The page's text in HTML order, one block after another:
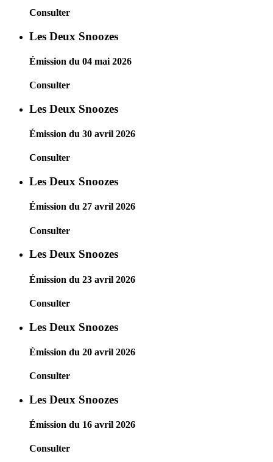
Consulter
Les Deux Snoozes
Émission du 04 mai 2026
Consulter
Les Deux Snoozes
Émission du 30 avril 2026
Consulter
Les Deux Snoozes
Émission du 27 avril 2026
Consulter
Les Deux Snoozes
Émission du 23 avril 2026
Consulter
Les Deux Snoozes
Émission du 20 avril 2026
Consulter
Les Deux Snoozes
Émission du 16 avril 2026
Consulter